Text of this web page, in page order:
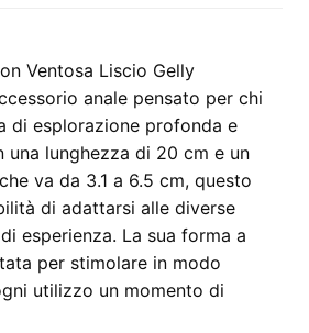
Ventosa Liscio Gelly
anale pensato per chi
di esplorazione profonda e
una lunghezza di 20 cm e un
va da 3.1 a 6.5 cm, questo
di adattarsi alle diverse
esperienza. La sua forma a
per stimolare in modo
utilizzo un momento di